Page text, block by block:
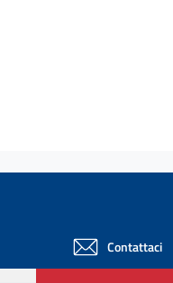
Contattaci